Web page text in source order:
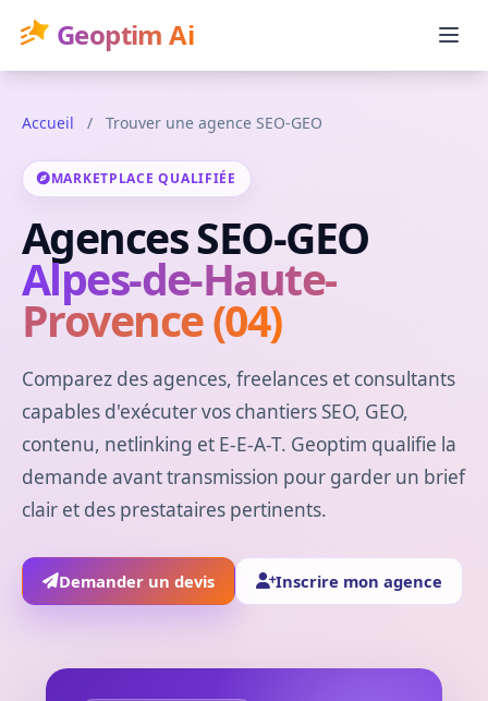
Geoptim Ai
Accueil / Trouver une agence SEO-GEO
MARKETPLACE QUALIFIÉE
Agences SEO-GEO
Alpes-de-Haute-
Provence (04)
Comparez des agences, freelances et consultants
capables d'exécuter vos chantiers SEO, GEO,
contenu, netlinking et E-E-A-T. Geoptim qualifie la
demande avant transmission pour garder un brief
clair et des prestataires pertinents.
Demander un devis Inscrire mon agence